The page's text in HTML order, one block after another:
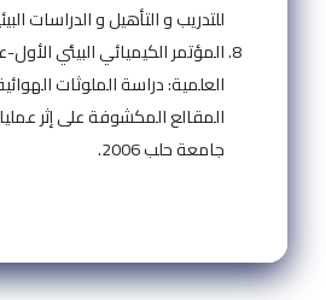
للتدريب و التأهيل و الدراسات البيئية -
المؤتمر الكيميائي البيئي
العلمية: دراسة الملوثات
المقالع المكشوفة على إثر
جامعة حلب 2006.